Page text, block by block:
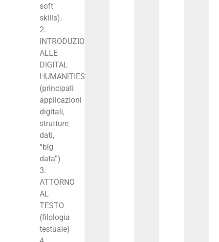
soft
skills).
2.
INTRODUZIONE
ALLE
DIGITAL
HUMANITIES
(principali
applicazioni
digitali,
strutture
dati,
“big
data”)
3.
ATTORNO
AL
TESTO
(filologia
testuale)